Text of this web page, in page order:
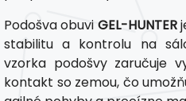
Podošva obuvi GEL-HUNTER
stabilitu a kontrolu na
vzorka podošvy zaručuje
kontakt so zemou, čo